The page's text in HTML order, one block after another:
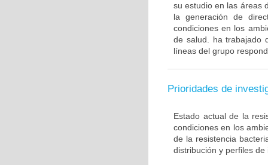
su estudio en las áreas
la generación de
condiciones en los
de salud. ha trabajado
líneas del grupo
Prioridades de
Estado actual de la
condiciones en los
de la resistencia
distribución y perfiles de